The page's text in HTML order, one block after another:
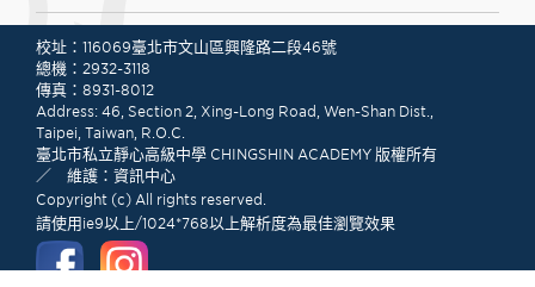
校址：116069臺北市文山區興隆路二段46號
總機：2932-3118
傳真：8931-8012
Address: 46, Section 2, Xing-Long Road, Wen-Shan Dist.,
Taipei, Taiwan, R.O.C.
臺北市私立靜心高級中學 CHINGSHIN ACADEMY 版權所有
／ 維護：資訊中心
Copyright (c) All rights reserved.
請使用ie9以上/1024*768以上解析度為最佳瀏覽效果